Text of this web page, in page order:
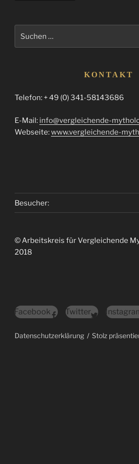
KONTAKT
Telefon: + 49 (0) 341-58143686
E-Mail: info@vergleichende-
Webseite:www.vergleichende-
Besucher:
© Arbeitskreis für Vergleichende
2018
Facebook Twitter
Datenschutzerklärung Stolz